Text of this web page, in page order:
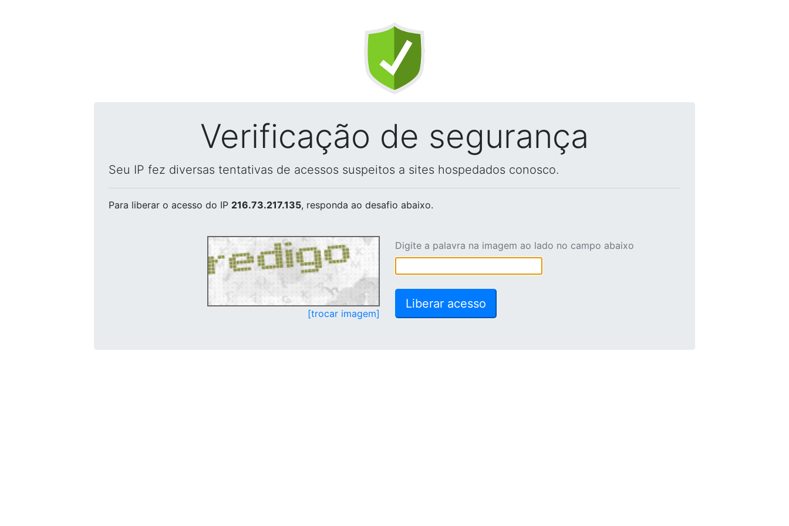
Verificação de segurança
Seu IP fez diversas tentativas de acessos suspeitos a sites hospedados conosco.
Para liberar o acesso do IP 216.73.217.135, responda ao desafio abaixo.
[trocar imagem]
Digite a palavra na imagem ao lado no campo abaixo